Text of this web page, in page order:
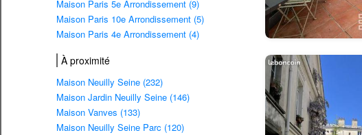
Maison Paris 5e Arrondissement (9)
Maison Paris 10e Arrondissement (5)
Maison Paris 4e Arrondissement (4)
À proximité
Maison Neuilly Seine (232)
Maison Jardin Neuilly Seine (146)
Maison Vanves (133)
Maison Neuilly Seine Parc (120)